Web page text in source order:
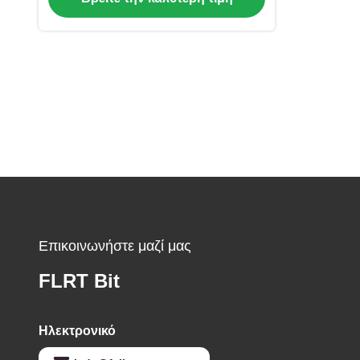
Επικοινωνήστε μαζί μας
FLRT Bit
Ηλεκτρονικό